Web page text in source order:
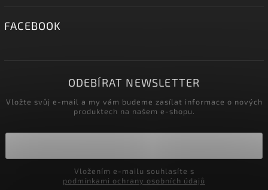
FACEBOOK
ODEBÍRAT NEWSLETTER
Vložte svůj e-mail a my vám budeme zasílat informace o nových
produktech na našem e-shopu.
podmínkami ochrany osobních údajů